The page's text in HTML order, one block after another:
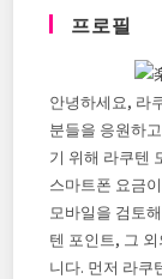
프로필
안녕하세요, 라
분들을 응원하
기 위해 라쿠텐
스마트폰 요금
모바일을 검토
텐 포인트, 그
니다. 먼저 라쿠